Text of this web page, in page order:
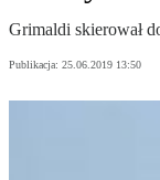
Grimaldi skierował
Publikacja: 25.06.2019 13:50